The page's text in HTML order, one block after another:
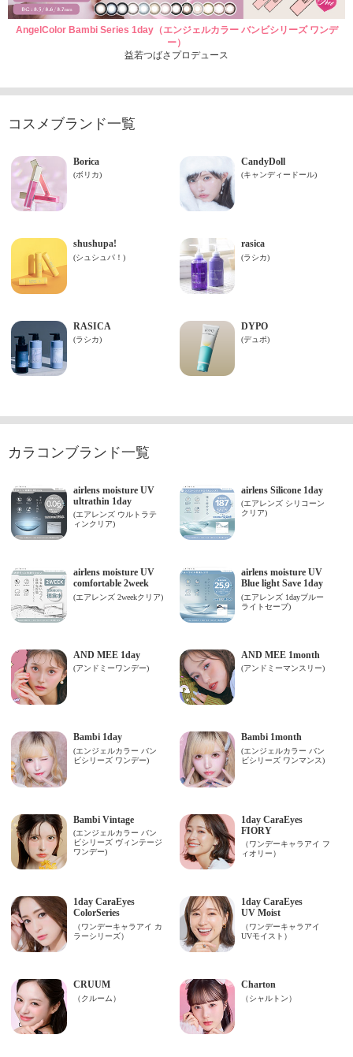
AngelColor Bambi Series 1day（エンジェルカラー バンビシリーズ ワンデ
ー）
益若つばさプロデュース
コスメブランド一覧
カラコンブランド一覧